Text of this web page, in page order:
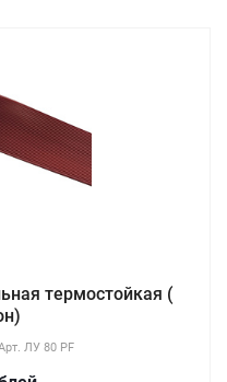
термостойкая (
ЛУ 80 PF